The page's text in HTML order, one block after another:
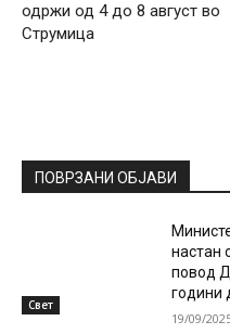
одржи од 4 до 8 август во
Струмица
ПОВРЗАНИ ОБЈАВИ
Свет
настан
повод
години
19/09/